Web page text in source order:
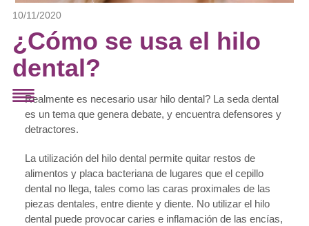
10/11/2020
¿Cómo se usa el hilo
dental?
Realmente es necesario usar hilo dental? La seda dental
es un tema que genera debate, y encuentra defensores y
detractores.
La utilización del hilo dental permite quitar restos de
alimentos y placa bacteriana de lugares que el cepillo
dental no llega, tales como las caras proximales de las
piezas dentales, entre diente y diente. No utilizar el hilo
dental puede provocar caries e inflamación de las encías,